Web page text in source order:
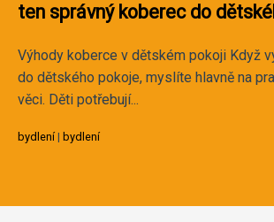
ten správný koberec do
Výhody koberce v dětském pokoji Když
do dětského pokoje, myslíte hlavně na
věci. Děti potřebují...
bydlení | bydlení